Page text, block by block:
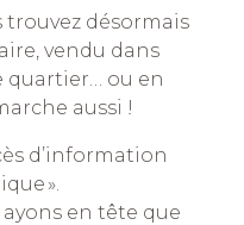
trouvez désormais
vendu dans
ou en
aussi !
d’information
».
en tête que